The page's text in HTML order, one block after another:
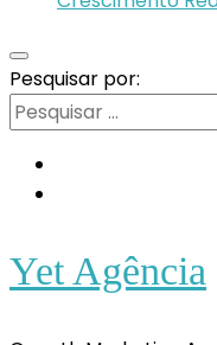
Pesquisar por:
Yet Agência